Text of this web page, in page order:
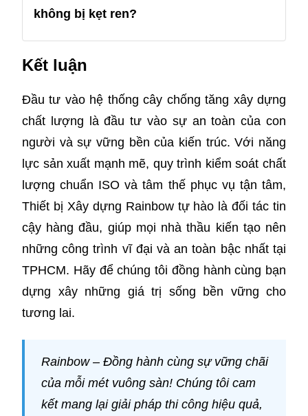
không bị kẹt ren?
Kết luận
Đầu tư vào hệ thống cây chống tăng xây dựng
chất lượng là đầu tư vào sự an toàn của con
người và sự vững bền của kiến trúc. Với năng
lực sản xuất mạnh mẽ, quy trình kiểm soát chất
lượng chuẩn ISO và tâm thế phục vụ tận tâm,
Thiết bị Xây dựng Rainbow tự hào là đối tác tin
cậy hàng đầu, giúp mọi nhà thầu kiến tạo nên
những công trình vĩ đại và an toàn bậc nhất tại
TPHCM. Hãy để chúng tôi đồng hành cùng bạn
dựng xây những giá trị sống bền vững cho
tương lai.
Rainbow – Đồng hành cùng sự vững chãi
của mỗi mét vuông sàn! Chúng tôi cam
kết mang lại giải pháp thi công hiệu quả,